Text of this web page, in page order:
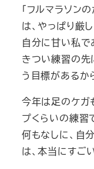
「フルマラソン
は、やっぱり厳し
自分に甘い私で
きつい練習の先
う目標があるか
今年は足のケガ
プくらいの練習
何もなしに、自
は、本当にすご